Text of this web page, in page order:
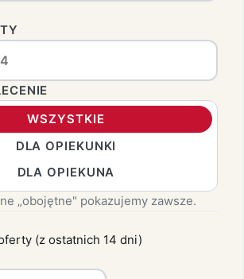
WSZYSTKIE
DLA OPIEKUNKI
DLA OPIEKUNA
„obojętne" pokazujemy zawsze.
(z ostatnich 14 dni)